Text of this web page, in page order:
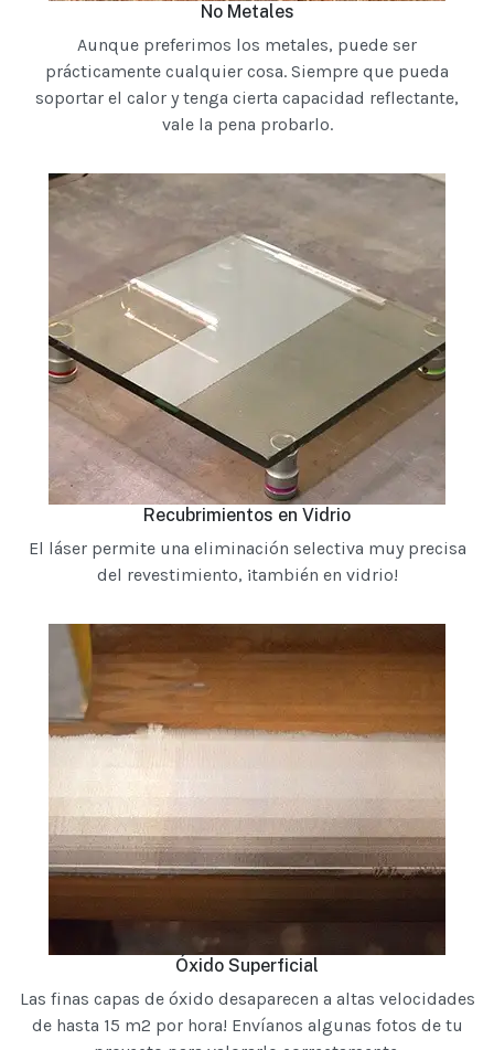
No Metales
Aunque preferimos los metales, puede ser
prácticamente cualquier cosa. Siempre que pueda
soportar el calor y tenga cierta capacidad reflectante,
vale la pena probarlo.
Recubrimientos en Vidrio
El láser permite una eliminación selectiva muy precisa
del revestimiento, ¡también en vidrio!
Óxido Superficial
Las finas capas de óxido desaparecen a altas velocidades
de hasta 15 m2 por hora! Envíanos algunas fotos de tu